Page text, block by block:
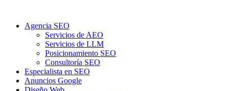
Agencia SEO
Servicios de AEO
Servicios de LLM
Posicionamiento SEO
Consultoría SEO
Especialista en SEO
Anuncios Google